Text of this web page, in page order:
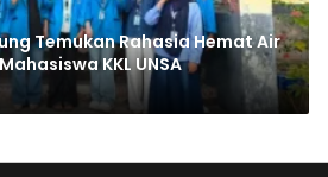
Temukan Rahasia Hemat Air
KKL UNSA